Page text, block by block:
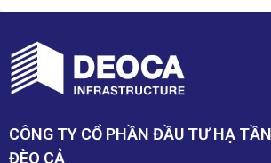
CÔNG TY CỔ PHẦN ĐẦU TƯ HẠ
ĐÈO CẢ